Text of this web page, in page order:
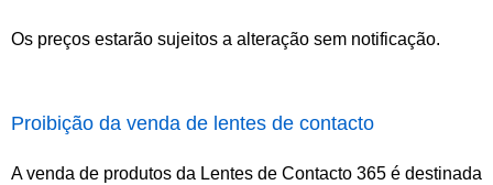
Os preços estarão sujeitos a alteração sem notificação.
Proibição da venda de lentes de contacto
A venda de produtos da Lentes de Contacto 365 é destinada